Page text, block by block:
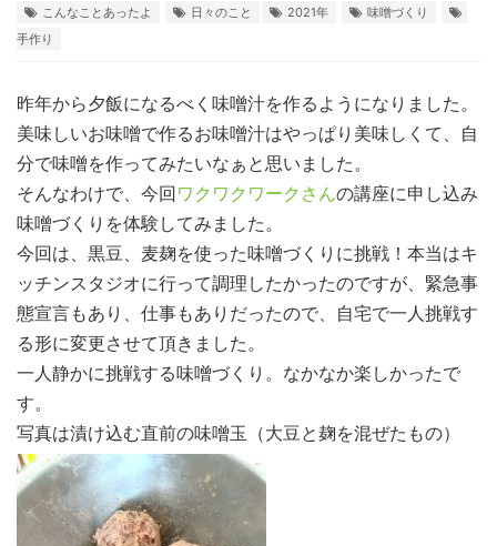
こんなことあったよ 日々のこと 2021年
味噌づくり
手作り
昨年から夕飯になるべく味噌汁を作るようになりました。
美味しいお味噌で作るお味噌汁はやっぱり美味しくて、自
分で味噌を作ってみたいなぁと思いました。
そんなわけで、今回 ワクワクワークさんの講座に申し込み
味噌づくりを体験してみました。
今回は、黒豆、麦麹を使った味噌づくりに挑戦！本当はキ
ッチンスタジオに行って調理したかったのですが、緊急事
態宣言もあり、仕事もありだったので、自宅で一人挑戦す
る形に変更させて頂きました。
一人静かに挑戦する味噌づくり。なかなか楽しかったで
す。
写真は漬け込む直前の味噌玉（大豆と麹を混ぜたもの）